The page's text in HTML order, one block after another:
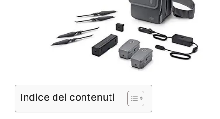
Indice dei contenuti